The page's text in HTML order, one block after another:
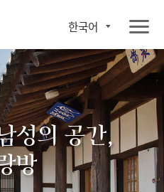
한국어
성의 공간,
방